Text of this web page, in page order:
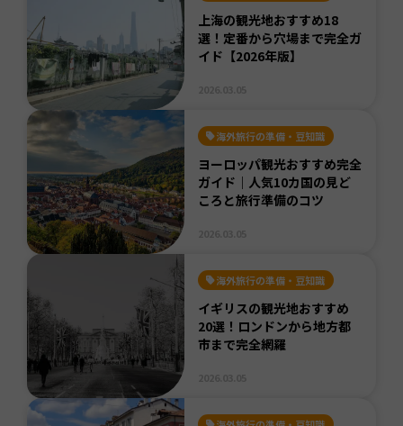
上海の観光地おすすめ18
選！定番から穴場まで完全ガ
イド【2026年版】
海外旅行の準備・豆知識
ヨーロッパ観光おすすめ完全
ガイド｜人気10カ国の見ど
ころと旅行準備のコツ
海外旅行の準備・豆知識
イギリスの観光地おすすめ
20選！ロンドンから地方都
市まで完全網羅